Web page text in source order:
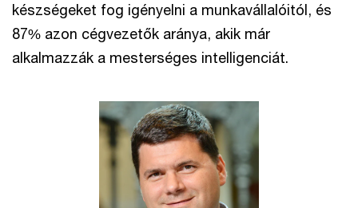
készségeket fog igényelni a munkavállalóitól, és
87% azon cégvezetők aránya, akik már
alkalmazzák a mesterséges intelligenciát.